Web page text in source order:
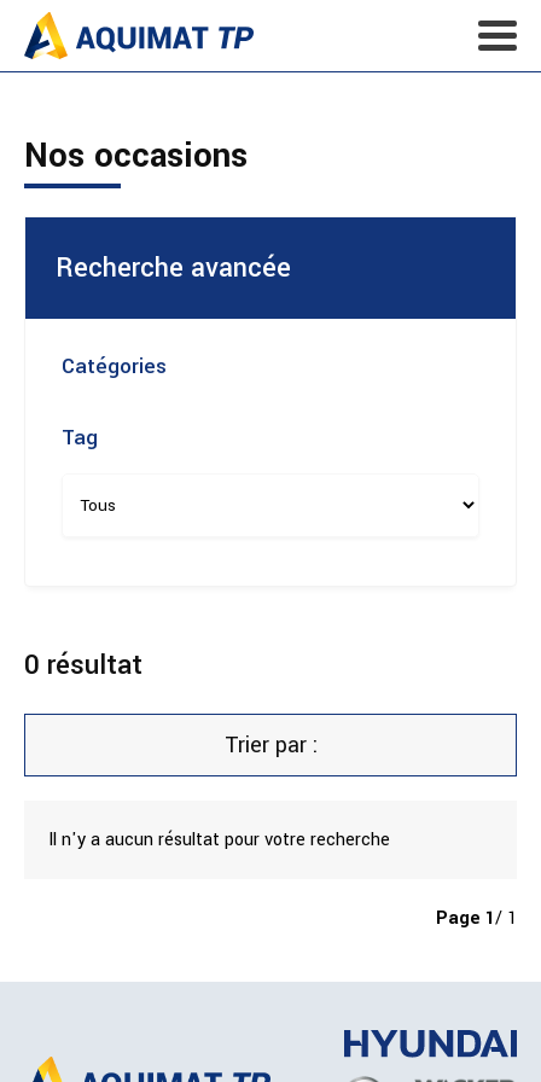
Nos occasions
Recherche avancée
Catégories
Tag
0 résultat
Trier par :
Il n'y a aucun résultat pour votre recherche
Page 1/ 1